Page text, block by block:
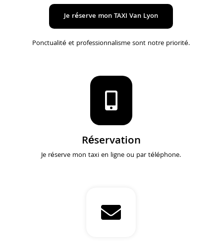
Je réserve mon TAXI Van Lyon
Ponctualité et professionnalisme sont notre priorité.
Réservation
Je réserve mon taxi en ligne ou par téléphone.